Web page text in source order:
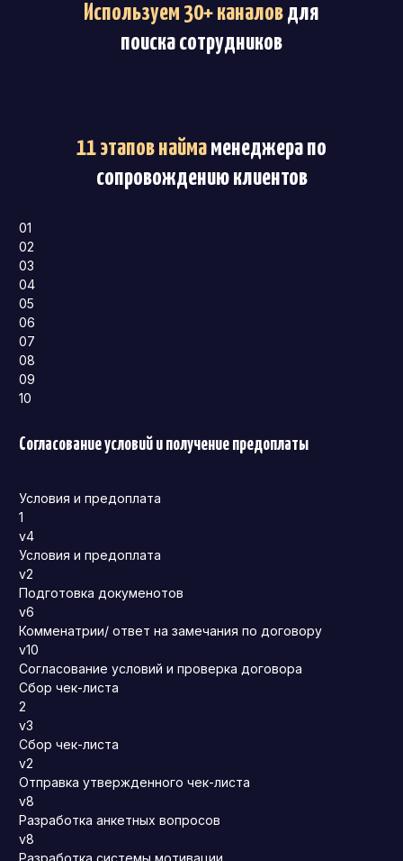
Используем 30+ каналовдля
поиска сотрудников
11 этапов наймаменеджера по
сопровождению клиентов
01
02
03
04
05
06
07
08
09
10
Согласование условий и получение предоплаты
Условия и предоплата
1
v4
Условия и предоплата
v2
Подготовка докуменотов
v6
Комменатрии/ ответ на замечания по договору
v10
Согласование условий и проверка договора
Сбор чек-листа
2
v3
Сбор чек-листа
v2
Отправка утвержденного чек-листа
v8
Разработка анкетных вопросов
v8
Разработка системы мотивации